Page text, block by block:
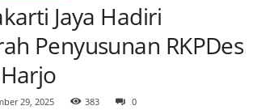
Jaya Hadiri
Penyusunan RKPDes
29, 2025 383 0